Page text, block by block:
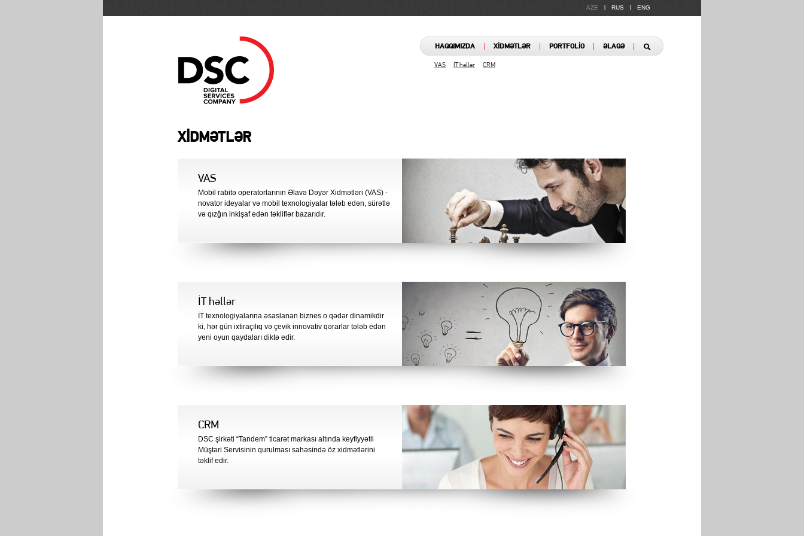
AZE RUS ENG
HAQQIMIZDA XİDMƏTLƏR PORTFOLİO ƏLAQƏ
VAS İT həllər CRM
XİDMƏTLƏR
VAS
Mobil rabitə operatorlarının Əlavə Dəyər Xidmətləri (VAS) -
novator ideyalar və mobil texnologiyalar tələb edən, sürətlə
və qızğın inkişaf edən təkliflər bazarıdır.
İT həllər
İT texnologiyalarına əsaslanan biznes o qədər dinamikdir
ki, hər gün ixtiraçılıq və çevik innovativ qərarlar tələb edən
yeni oyun qaydaları diktə edir.
CRM
DSC şirkəti “Tandem” ticarət markası altında keyfiyyətli
Müştəri Servisinin qurulması sahəsində öz xidmətlərini
təklif edir.